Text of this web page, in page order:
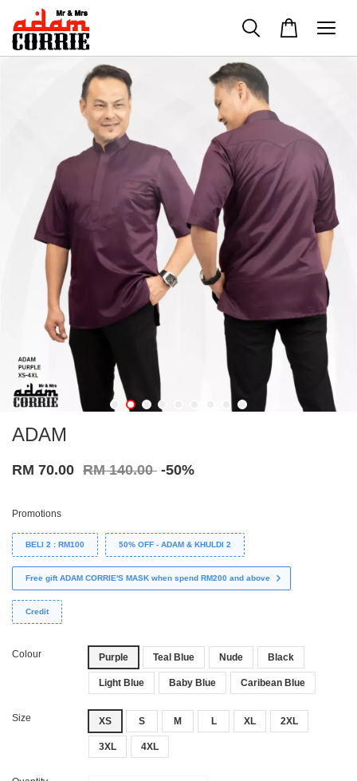
ADAM
RM 70.00 RM 140.00 -50%
Promotions
BELI 2 : RM100 50% OFF - ADAM & KHULDI 2
Free gift ADAM CORRIE'S MASK when spend RM200 and above
Credit
Colour Purple Teal Blue Nude Black
Light Blue Baby Blue Caribean Blue
Size XS S M L XL 2XL
3XL 4XL